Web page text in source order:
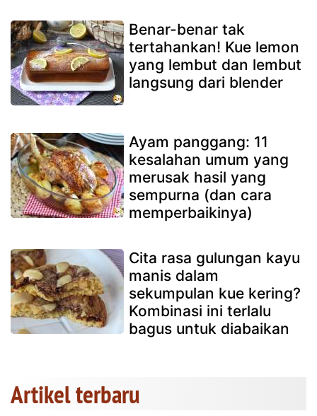
Benar-benar tak
tertahankan! Kue lemon
yang lembut dan lembut
langsung dari blender
Ayam panggang: 11
kesalahan umum yang
merusak hasil yang
sempurna (dan cara
memperbaikinya)
Cita rasa gulungan kayu
manis dalam
sekumpulan kue kering?
Kombinasi ini terlalu
bagus untuk diabaikan
Artikel terbaru